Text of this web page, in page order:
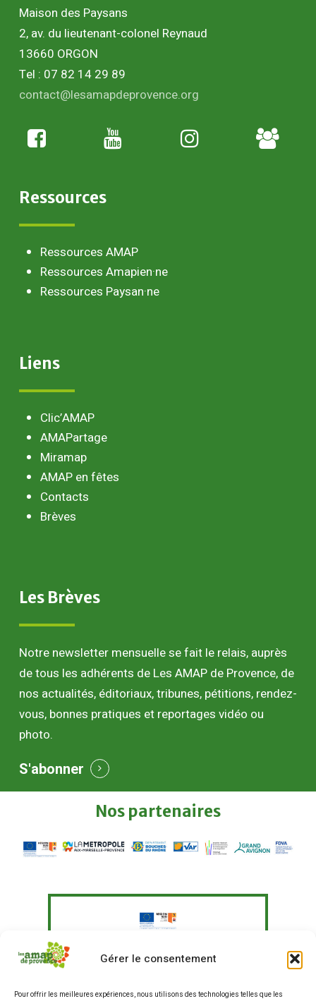
Gérer le consentement
Pour offrir les meilleures expériences, nous utilisons des technologies telles que les
Maison des Paysans
2, av. du lieutenant-colonel Reynaud
13660 ORGON
Tel : 07 82 14 29 89
contact@lesamapdeprovence.org
Adhésion
paysan
Ressources
Ressources AMAP
Ressources Amapien·ne
Ressources Paysan·ne
Liens
Clic’AMAP
AMAPartage
Miramap
AMAP en fêtes
Contacts
Brèves
Les Brèves
Notre newsletter mensuelle se fait le relais, auprès
de tous les adhérents de Les AMAP de Provence, de
nos actualités, éditoriaux, tribunes, pétitions, rendez-
vous, bonnes pratiques et reportages vidéo ou
photo.
S'abonner
Nos partenaires
Le Fonds Européen Agricole pour le